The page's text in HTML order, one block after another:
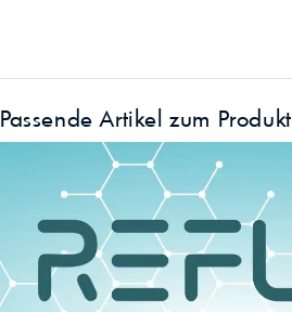
Passende Artikel zum Produkt